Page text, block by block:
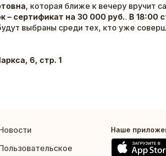
, которая ближе к вечеру вручит
– сертификат на 30 000 руб.. В 18:00
выбраны среди тех, кто уже
6, стр. 1
Наше